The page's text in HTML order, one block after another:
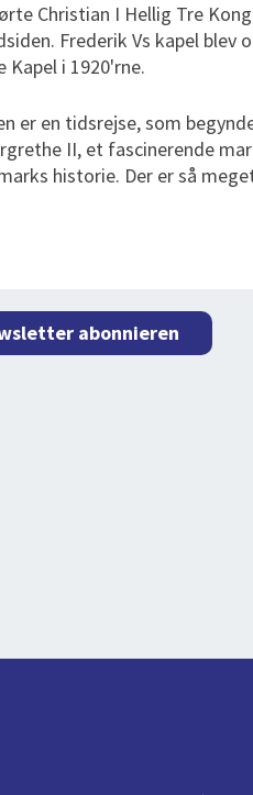
Christian I Hellig Tre
Frederik Vs kapel
Kapel i 1920'rne.
er en tidsrejse, som
II, et fascinerende
historie. Der er så
abonnieren